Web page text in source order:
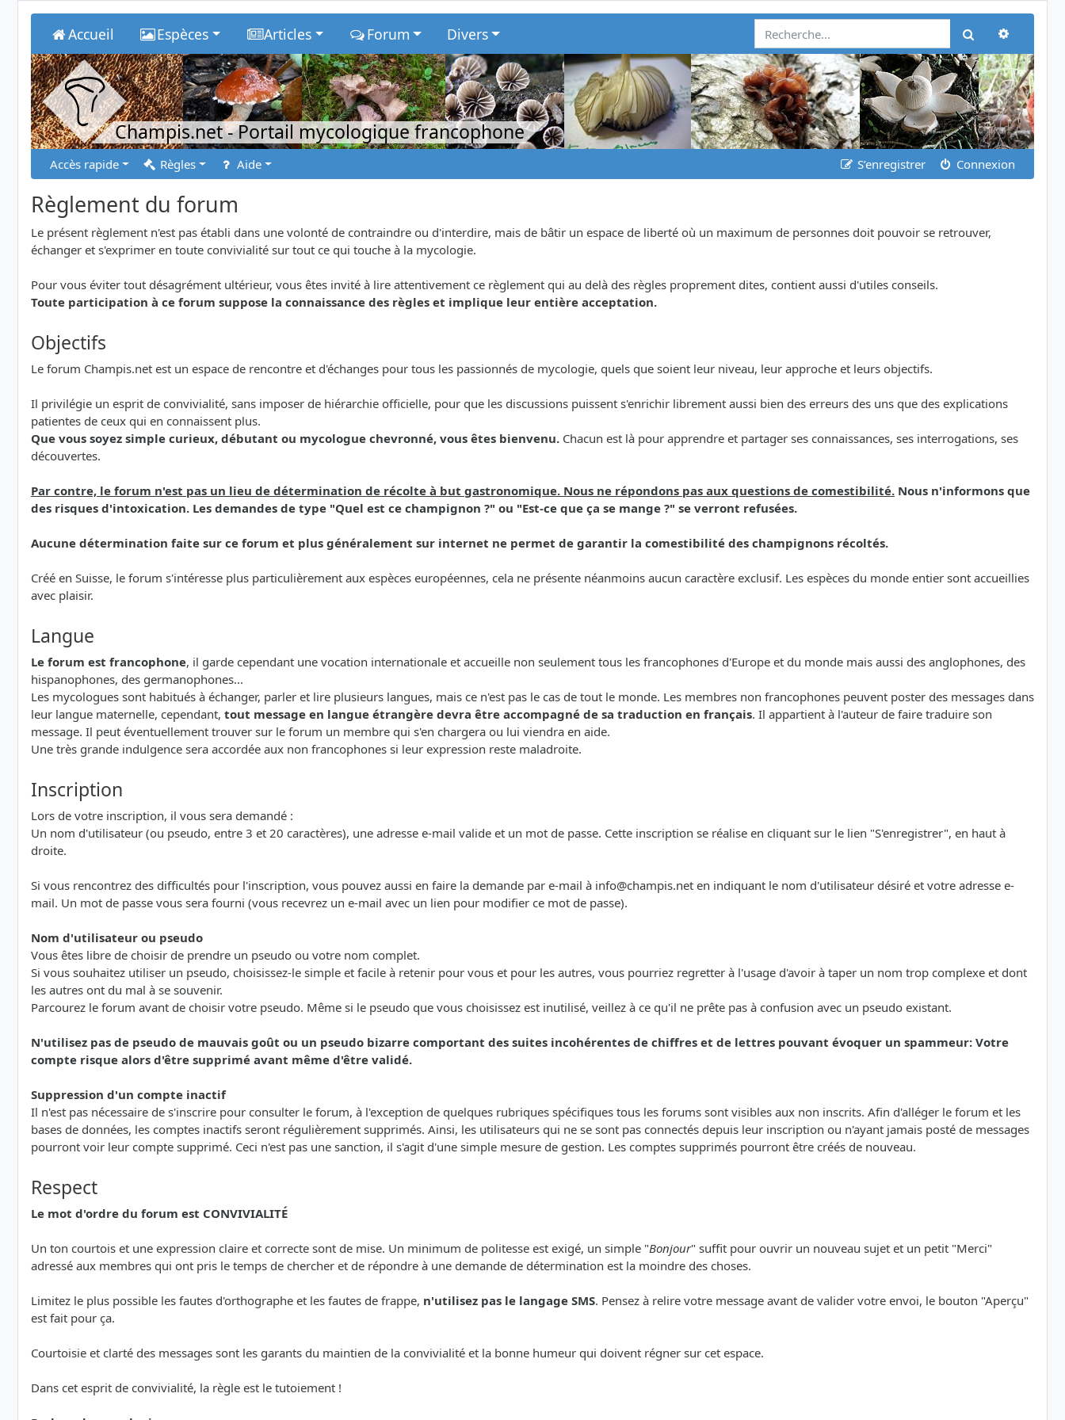
Accueil Espèces Articles Forum Divers Rechercher
Champis.net- Portail mycologique francophone
Accès rapide Règles Aide S’enregistrer Connexion
Règlement du forum
Le présent règlement n'est pas établi dans une volonté de contraindre ou d'interdire, mais de bâtir un espace de liberté où un maximum de personnes doit pouvoir se retrouver,
échanger et s'exprimer en toute convivialité sur tout ce qui touche à la mycologie.
Pour vous éviter tout désagrément ultérieur, vous êtes invité à lire attentivement ce règlement qui au delà des règles proprement dites, contient aussi d'utiles conseils.
Toute participation à ce forum suppose la connaissance des règles et implique leur entière acceptation.
Objectifs
Le forum Champis.net est un espace de rencontre et d'échanges pour tous les passionnés de mycologie, quels que soient leur niveau, leur approche et leurs objectifs.
Il privilégie un esprit de convivialité, sans imposer de hiérarchie officielle, pour que les discussions puissent s'enrichir librement aussi bien des erreurs des uns que des explications
patientes de ceux qui en connaissent plus.
Que vous soyez simple curieux, débutant ou mycologue chevronné, vous êtes bienvenu. Chacun est là pour apprendre et partager ses connaissances, ses interrogations, ses
découvertes.
Par contre, le forum n'est pas un lieu de détermination de récolte à but gastronomique. Nous ne répondons pas aux questions de comestibilité. Nous n'informons que
des risques d'intoxication. Les demandes de type "Quel est ce champignon ?" ou "Est-ce que ça se mange ?" se verront refusées.
Aucune détermination faite sur ce forum et plus généralement sur internet ne permet de garantir la comestibilité des champignons récoltés.
Créé en Suisse, le forum s'intéresse plus particulièrement aux espèces européennes, cela ne présente néanmoins aucun caractère exclusif. Les espèces du monde entier sont accueillies
avec plaisir.
Langue
Le forum est francophone, il garde cependant une vocation internationale et accueille non seulement tous les francophones d'Europe et du monde mais aussi des anglophones, des
hispanophones, des germanophones...
Les mycologues sont habitués à échanger, parler et lire plusieurs langues, mais ce n'est pas le cas de tout le monde. Les membres non francophones peuvent poster des messages dans
leur langue maternelle, cependant, tout message en langue étrangère devra être accompagné de sa traduction en français. Il appartient à l'auteur de faire traduire son
message. Il peut éventuellement trouver sur le forum un membre qui s'en chargera ou lui viendra en aide.
Une très grande indulgence sera accordée aux non francophones si leur expression reste maladroite.
Inscription
Lors de votre inscription, il vous sera demandé :
Un nom d'utilisateur (ou pseudo, entre 3 et 20 caractères), une adresse e-mail valide et un mot de passe. Cette inscription se réalise en cliquant sur le lien "S'enregistrer", en haut à
droite.
Si vous rencontrez des difficultés pour l'inscription, vous pouvez aussi en faire la demande par e-mail à info@champis.net en indiquant le nom d'utilisateur désiré et votre adresse e-
mail. Un mot de passe vous sera fourni (vous recevrez un e-mail avec un lien pour modifier ce mot de passe).
Nom d'utilisateur ou pseudo
Vous êtes libre de choisir de prendre un pseudo ou votre nom complet.
Si vous souhaitez utiliser un pseudo, choisissez-le simple et facile à retenir pour vous et pour les autres, vous pourriez regretter à l'usage d'avoir à taper un nom trop complexe et dont
les autres ont du mal à se souvenir.
Parcourez le forum avant de choisir votre pseudo. Même si le pseudo que vous choisissez est inutilisé, veillez à ce qu'il ne prête pas à confusion avec un pseudo existant.
N'utilisez pas de pseudo de mauvais goût ou un pseudo bizarre comportant des suites incohérentes de chiffres et de lettres pouvant évoquer un spammeur: Votre
compte risque alors d'être supprimé avant même d'être validé.
Suppression d'un compte inactif
Il n'est pas nécessaire de s'inscrire pour consulter le forum, à l'exception de quelques rubriques spécifiques tous les forums sont visibles aux non inscrits. Afin d'alléger le forum et les
bases de données, les comptes inactifs seront régulièrement supprimés. Ainsi, les utilisateurs qui ne se sont pas connectés depuis leur inscription ou n'ayant jamais posté de messages
pourront voir leur compte supprimé. Ceci n'est pas une sanction, il s'agit d'une simple mesure de gestion. Les comptes supprimés pourront être créés de nouveau.
Respect
Le mot d'ordre du forum est CONVIVIALITÉ
Un ton courtois et une expression claire et correcte sont de mise. Un minimum de politesse est exigé, un simple "Bonjour" suffit pour ouvrir un nouveau sujet et un petit "Merci"
adressé aux membres qui ont pris le temps de chercher et de répondre à une demande de détermination est la moindre des choses.
Limitez le plus possible les fautes d'orthographe et les fautes de frappe, n'utilisez pas le langage SMS. Pensez à relire votre message avant de valider votre envoi, le bouton "Aperçu"
est fait pour ça.
Courtoisie et clarté des messages sont les garants du maintien de la convivialité et la bonne humeur qui doivent régner sur cet espace.
Dans cet esprit de convivialité, la règle est le tutoiement !